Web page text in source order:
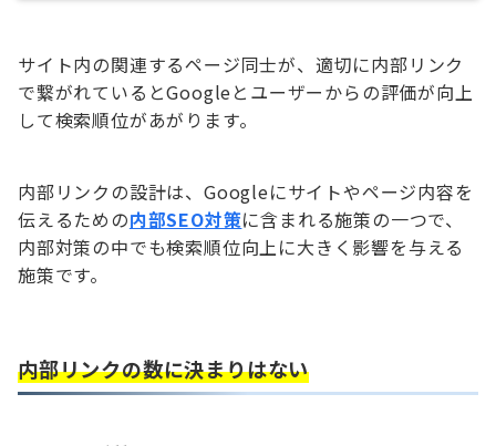
サイト内の関連するページ同士が、適切に内部リンク
で繋がれているとGoogleとユーザーからの評価が向上
して検索順位があがります。
内部リンクの設計は、Googleにサイトやページ内容を
伝えるための内部SEO対策に含まれる施策の一つで、
内部対策の中でも検索順位向上に大きく影響を与える
施策です。
内部リンクの数に決まりはない